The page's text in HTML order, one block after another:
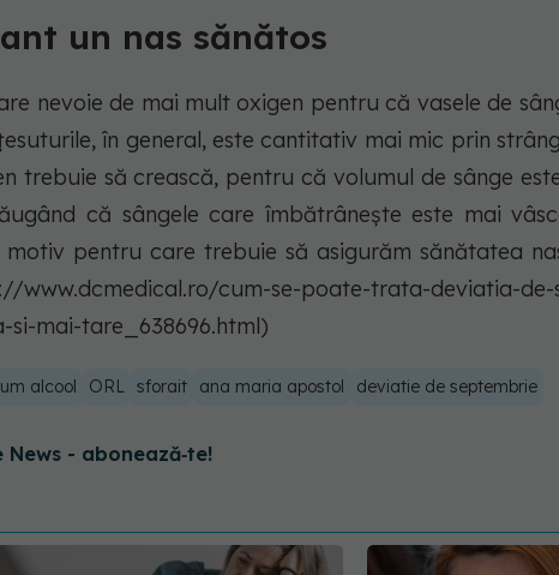
un nas sănătos
nevoie de mai mult oxigen pentru că vasele de
în general, este cantitativ mai mic prin
trebuie să crească, pentru că volumul de sânge
că sângele care îmbătrânește este mai
pentru care trebuie să asigurăm sănătatea
www.dcmedical.ro/cum-se-poate-trata-deviatia-de-
si-mai-tare_638696.html)
alcool ORL sforait ana maria apostol deviatie de septembrie
- abonează‑te!